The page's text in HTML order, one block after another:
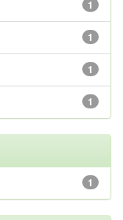
1
1
1
1
1